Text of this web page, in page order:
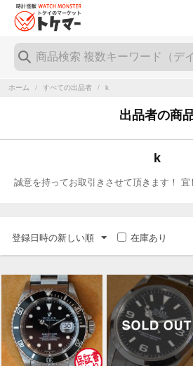
ホーム / すべての出品者 / k
出品者の商
k
誠意を持ってお取引きさせて頂きます！ 宜
登録日時の新しい順 在庫あり